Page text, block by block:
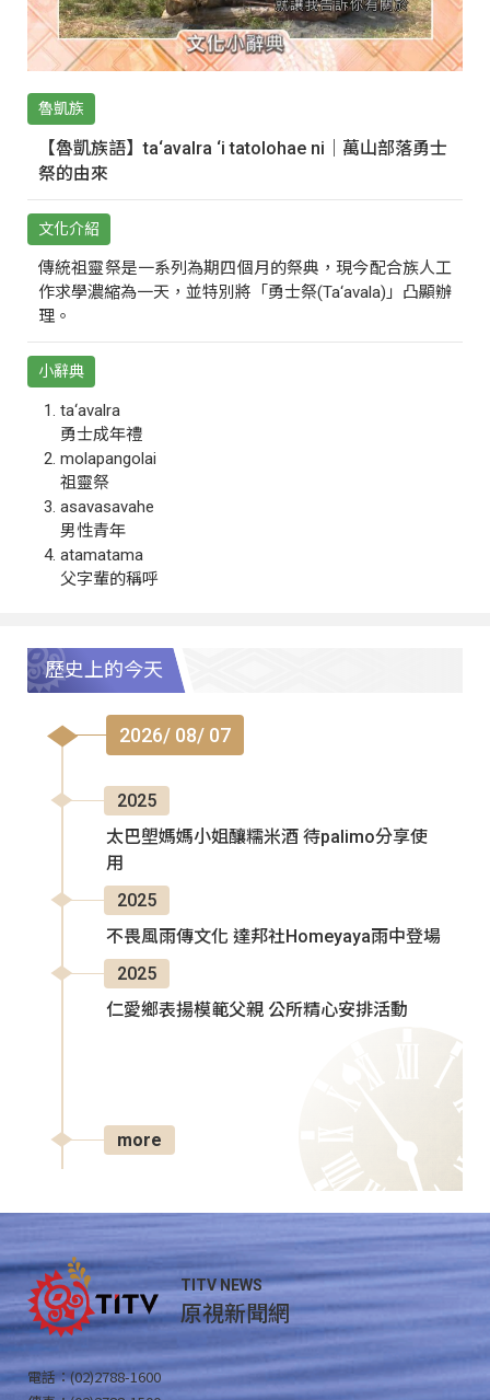
魯凱族
【魯凱族語】ta‘avalra ‘i tatolohae ni｜萬山部落勇士
祭的由來
文化介紹
傳統祖靈祭是一系列為期四個月的祭典，現今配合族人工
作求學濃縮為一天，並特別將「勇士祭(Ta‘avala)」凸顯辦
理。
小辭典
ta‘avalra
勇士成年禮
molapangolai
祖靈祭
asavasavahe
男性青年
atamatama
父字輩的稱呼
歷史上的今天
2026/ 08/ 07
2025
太巴塱媽媽小姐釀糯米酒 待palimo分享使
用
2025
不畏風雨傳文化 達邦社Homeyaya雨中登場
2025
仁愛鄉表揚模範父親 公所精心安排活動
more
TITV NEWS
原視新聞網
電話：(02)2788-1600